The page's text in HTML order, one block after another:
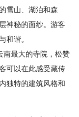
雪山、湖泊和森
神秘的面纱。游客
和谐。
最大的寺院，松赞
可以在此感受藏传
独特的建筑风格和